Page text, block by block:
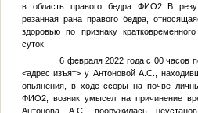
в область правого бедра ФИО2В
резанная рана правого бедра,
здоровью по признаку
суток.
6 февраля 2022 года с 00 часов
<адрес изъят> у Антоновой А.С.,
опьянения, в ходе ссоры на почве
ФИО2, возник умысел на причинение
Антонова А.С. вооружилась